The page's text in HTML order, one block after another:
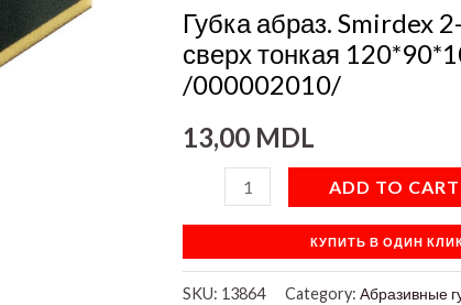
Губка абраз. Smirdex
сверх тонкая
/000002010/
13,00 MDL
сторон.
сверх
тонкая
/000002010/
quantity
ADD TO CART
КУПИТЬ В ОДИН
SKU: 13864 Category:Абразивные